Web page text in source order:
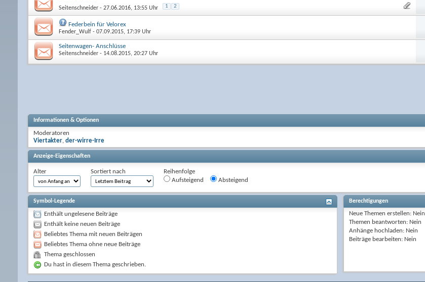
Seitenschneider - 27.06.2016, 13:55 Uhr 1 2
Federbein für Velorex
Fender_Wulf - 07.09.2015, 17:39 Uhr
Seitenwagen- Anschlüsse
Seitenschneider - 14.08.2015, 20:27 Uhr
Informationen & Optionen
Moderatoren
Viertakter, der-wirre-Irre
Anzeige-Eigenschaften
Alter Sortiert nach
Reihenfolge
Aufsteigend
Absteigend
Symbol-Legende
Enthält ungelesene Beiträge
Enthält keine neuen Beiträge
Beliebtes Thema mit neuen Beiträgen
Beliebtes Thema ohne neue Beiträge
Thema geschlossen
Du hast in diesem Thema geschrieben.
Berechtigungen
Neue Themen erstellen: Nein
Themen beantworten: Nein
Anhänge hochladen: Nein
Beiträge bearbeiten: Nein